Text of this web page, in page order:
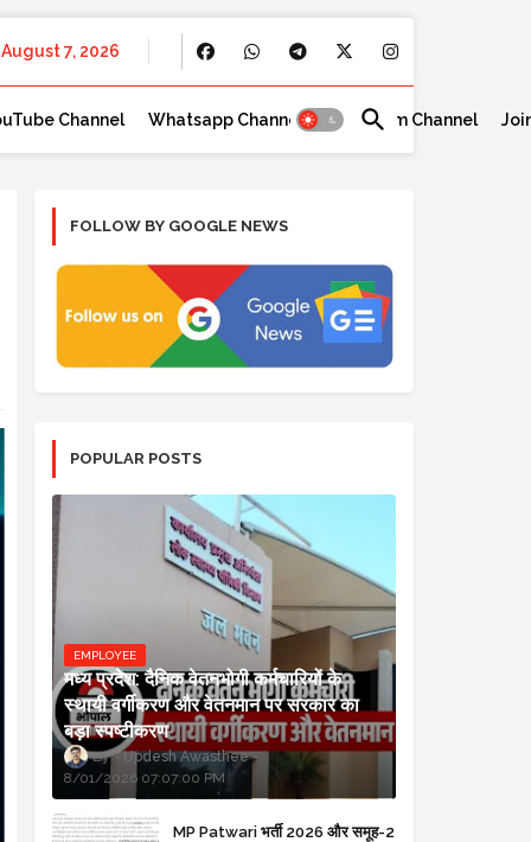
August 7, 2026
Channel Whatsapp Channel Telegram Channel
FOLLOW BY GOOGLE NEWS
POPULAR POSTS
EMPLOYEE
मध्य प्रदेश: दैनिक वेतनभोगी कर्मचारियों के
स्थायी वर्गीकरण और वेतनमान पर सरकार का
बड़ा स्पष्टीकरण
Updesh Awasthee
8/01/2026 07:07:00 PM
MP Patwari भर्ती 2026 और समूह-2